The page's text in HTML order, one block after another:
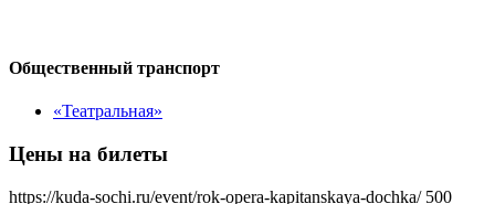
Общественный транспорт
«Театральная»
Цены на билеты
https://kuda-sochi.ru/event/rok-opera-kapitanskaya-dochka/ 500